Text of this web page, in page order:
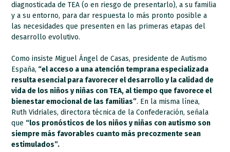
diagnosticada de TEA (o en riesgo de presentarlo), a su familia
y a su entorno, para dar respuesta lo más pronto posible a
las necesidades que presenten en las primeras etapas del
desarrollo evolutivo.
Como insiste Miguel Ángel de Casas, presidente de Autismo
España, “el acceso a una atención temprana especializada
resulta esencial para favorecer el desarrollo y la calidad de
vida de los niños y niñas con TEA, al tiempo que favorece el
bienestar emocional de las familias”. En la misma línea,
Ruth Vidriales, directora técnica de la Confederación, señala
que “los pronósticos de los niños y niñas con autismo son
siempre más favorables cuanto más precozmente sean
estimulados”.